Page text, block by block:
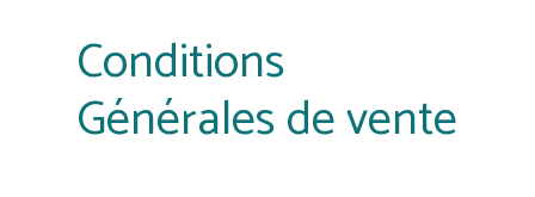
Conditions
Générales de vente